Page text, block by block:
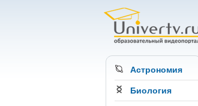
Астрономия
Биология